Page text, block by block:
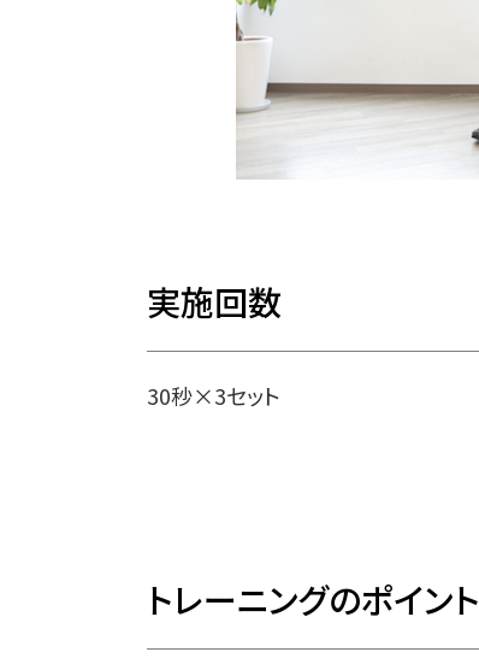
実施回数
30秒×3セット
トレーニングのポイント